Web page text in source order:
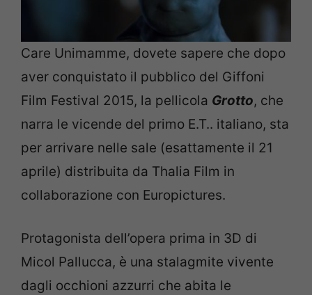
Care Unimamme, dovete sapere che dopo
aver conquistato il pubblico del Giffoni
Film Festival 2015, la pellicola Grotto, che
narra le vicende del primo E.T.. italiano, sta
per arrivare nelle sale (esattamente il 21
aprile) distribuita da Thalia Film in
collaborazione con Europictures.
Protagonista dell’opera prima in 3D di
Micol Pallucca, è una stalagmite vivente
dagli occhioni azzurri che abita le